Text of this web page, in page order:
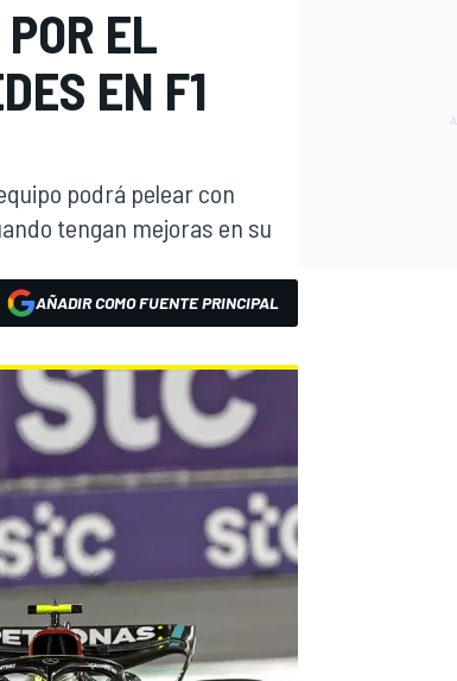
EL
EN F1
podrá pelear con
tengan mejoras en su
AÑADIR COMO FUENTE PRINCIPAL